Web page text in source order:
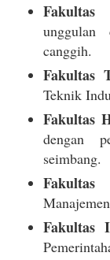
Fakultas
unggulan
canggih.
Fakultas
Teknik
Fakultas
dengan
seimbang.
Fakultas